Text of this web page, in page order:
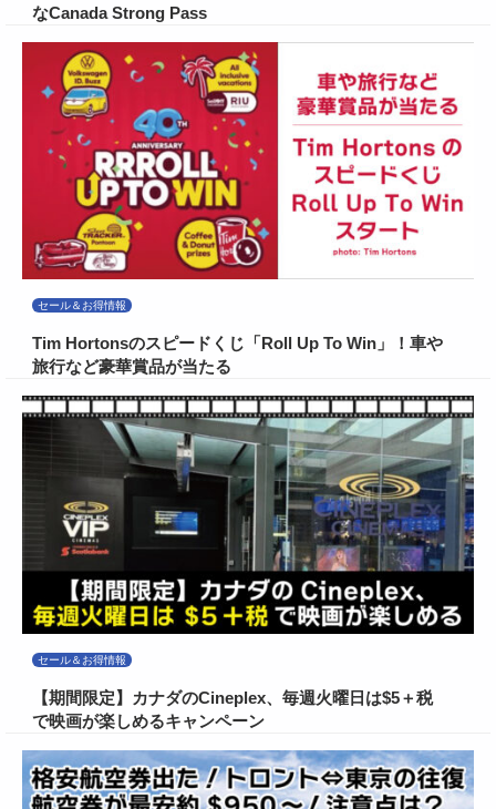
なCanada Strong Pass
セール＆お得情報
Tim Hortonsのスピードくじ「Roll Up To Win」！車や
旅行など豪華賞品が当たる
セール＆お得情報
【期間限定】カナダのCineplex、毎週火曜日は$5＋税
で映画が楽しめるキャンペーン